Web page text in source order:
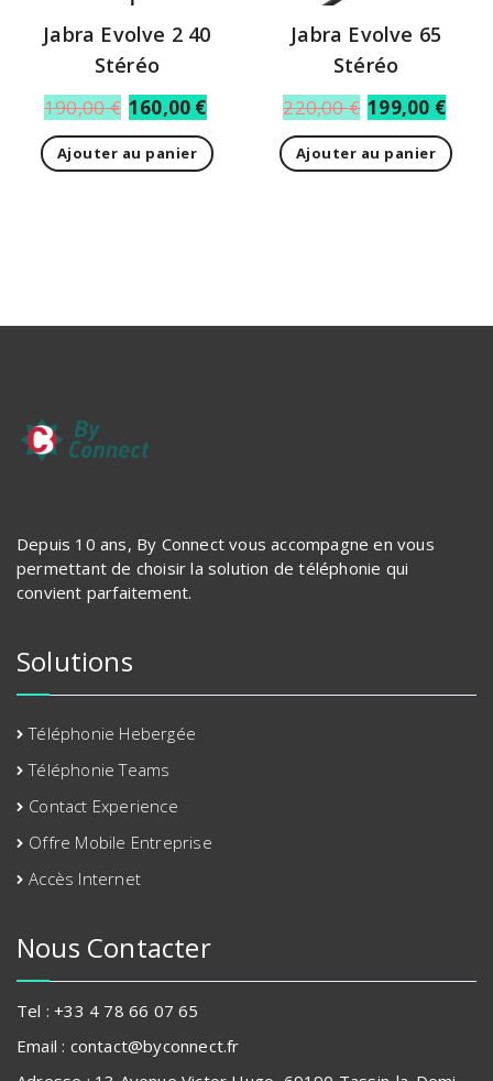
Jabra Evolve 2 40
Stéréo
190,00€ 160,00 €
Ajouter au panier
Jabra Evolve 65
Stéréo
220,00€ 199,00 €
Ajouter au panier
Depuis 10 ans, By Connect vous accompagne en vous
permettant de choisir la solution de téléphonie qui
convient parfaitement.
Solutions
Téléphonie Hebergée
Téléphonie Teams
Contact Experience
Offre Mobile Entreprise
Accès Internet
Nous Contacter
Tel : +33 4 78 66 07 65
Email : contact@byconnect.fr